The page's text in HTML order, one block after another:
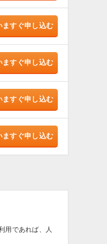
ますぐ申し込む
ますぐ申し込む
ますぐ申し込む
ますぐ申し込む
用であれば、人